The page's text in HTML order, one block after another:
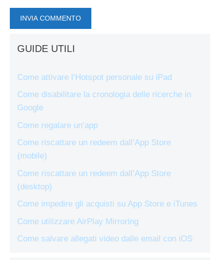
GUIDE UTILI
Come attivare l’Hotspot personale su iPad
Come disabilitare la cronologia delle ricerche in
Google
Come regalare un’app
Come riscattare un redeem dall’App Store
(mobile)
Come riscattare un redeem dall’App Store
(desktop)
Come impedire gli acquisti su App Store e iTunes
Come utilizzare AirPlay Mirroring
Come salvare allegati video dalle email con iOS